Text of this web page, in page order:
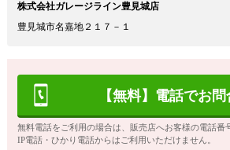
株式会社ガレージライン豊見城店
豊見城市名嘉地２１７－１
【無料】電話でお
無料電話をご利用の場合は、販売店へお客様の電話番
IP電話・ひかり電話からはご利用いただけません。